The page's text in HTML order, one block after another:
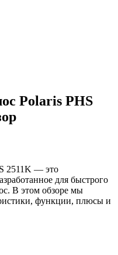
Polaris PHS
2511K — это
для быстрого
В этом обзоре мы
функции, плюсы и